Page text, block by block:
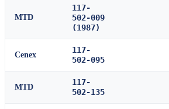
MTD
117-
502-009
(1987)
Cenex
117-
502-095
MTD
117-
502-135